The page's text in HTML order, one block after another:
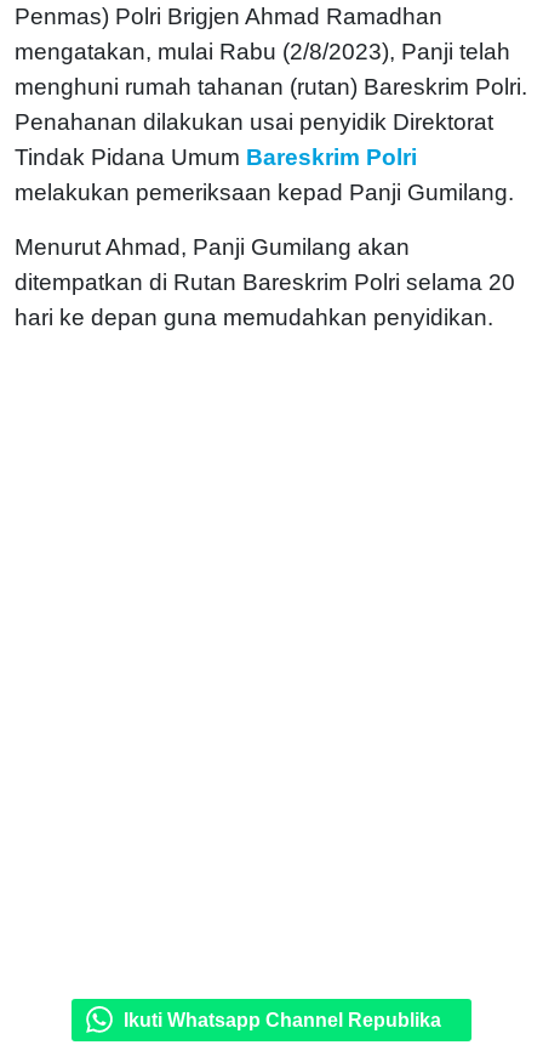
Penmas) Polri Brigjen Ahmad Ramadhan
mengatakan, mulai Rabu (2/8/2023), Panji telah
menghuni rumah tahanan (rutan) Bareskrim Polri.
Penahanan dilakukan usai penyidik Direktorat
Tindak Pidana Umum Bareskrim Polri
melakukan pemeriksaan kepad Panji Gumilang.
Menurut Ahmad, Panji Gumilang akan
ditempatkan di Rutan Bareskrim Polri selama 20
hari ke depan guna memudahkan penyidikan.
Ikuti Whatsapp Channel Republika